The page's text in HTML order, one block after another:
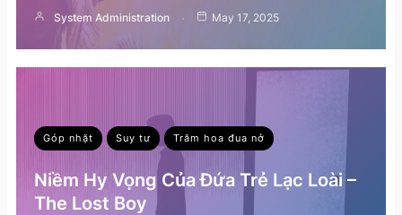
System Administration May 17, 2025
Góp nhặt Suy tư Trăm hoa đua nở
Niềm Hy Vọng Của Đứa Trẻ Lạc Loài –
The Lost Boy